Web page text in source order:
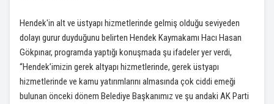
Hendek'in alt ve üstyapı hizmetlerinde gelmiş olduğu seviyeden
dolayı gurur duyduğunu belirten Hendek Kaymakamı Hacı Hasan
Gökpınar, programda yaptığı konuşmada şu ifadeler yer verdi,
“Hendek’imizin gerek altyapı hizmetlerinde, gerek üstyapı
hizmetlerinde ve kamu yatırımlarını almasında çok ciddi emeği
bulunan önceki dönem Belediye Başkanımız ve şu andaki AK Parti